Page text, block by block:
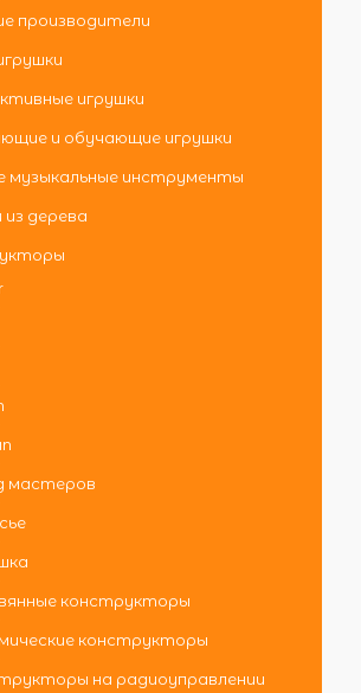
производители
игрушки
и обучающие игрушки
музыкальные инструменты
из дерева
мастеров
конструкторы
конструкторы
на радиоуправлении